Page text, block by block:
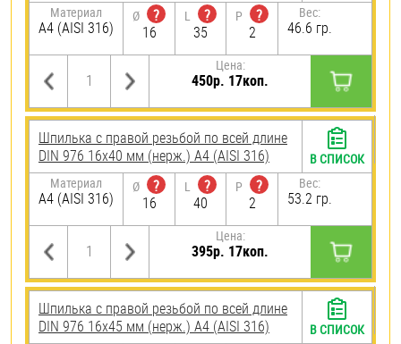
Материал
A4 (AISI 316)
Ø
?
16
L
?
35
P
?
2
Вес:
46.6 гр.
Цена:
450р. 17коп.
Шпилька с правой резьбой по всей длине
DIN 976 16х40 мм (нерж.) A4 (AISI 316)
Материал
A4 (AISI 316)
Ø
?
16
L
?
40
P
?
2
Вес:
53.2 гр.
Цена:
395р. 17коп.
В СПИСОК
Шпилька с правой резьбой по всей длине
DIN 976 16х45 мм (нерж.) A4 (AISI 316)
В СПИСОК